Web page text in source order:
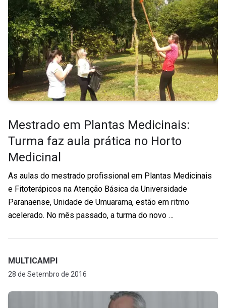
Mestrado em Plantas Medicinais:
Turma faz aula prática no Horto
Medicinal
As aulas do mestrado profissional em Plantas Medicinais
e Fitoterápicos na Atenção Básica da Universidade
Paranaense, Unidade de Umuarama, estão em ritmo
acelerado. No mês passado, a turma do novo …
MULTICAMPI
28 de Setembro de 2016